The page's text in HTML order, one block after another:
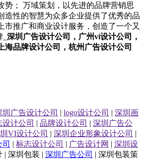
势； 万域策划，以先进的品牌营销思
造性的智慧为众多企业提供了优秀的品
市推广和商业设计服务， 创造了一个又
深圳 广告设计公司 ，广州vi设计公司
，
海品牌设计公司 ，杭州 广告设计公司
圳广告设计公司 | logo设计公司 | 深圳画
计公司 | 品牌设计公司 | 深圳广告公
VI设计公司 | 深圳企业形象设计公司 |
| 标志设计公司 | 广告设计网 | 深圳设
| 深圳包装 | 深圳广告公司 | 深圳包装策